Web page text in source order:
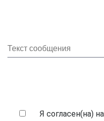
Я согласен(на)